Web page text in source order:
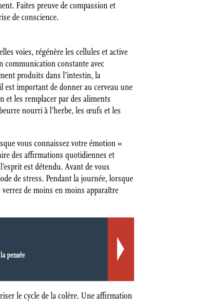
Faites preuve de compassion et
de conscience.
voies, régénère les cellules et active
communication constante avec
produits dans l’intestin, la
important de donner au cerveau une
les remplacer par des aliments
nourri à l’herbe, les œufs et les
vous connaissez votre émotion «
des affirmations quotidiennes et
est détendu. Avant de vous
de stress. Pendant la journée, lorsque
de moins en moins apparaître
pensée
le cycle de la colère. Une affirmation